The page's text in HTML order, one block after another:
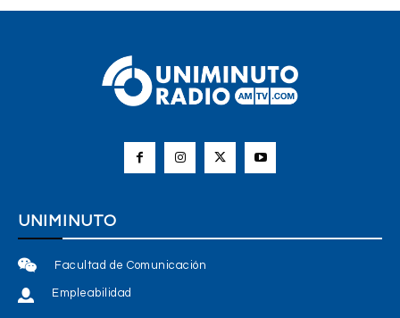
UNIMINUTO
Facultad de Comunicación
Empleabilidad